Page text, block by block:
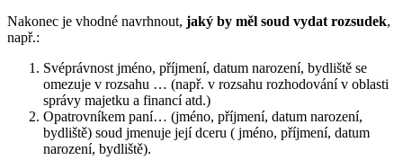
Nakonec je vhodné navrhnout, jaký by měl soud vydat rozsudek,
např.:
Svéprávnost jméno, příjmení, datum narození, bydliště se
omezuje v rozsahu … (např. v rozsahu rozhodování v oblasti
správy majetku a financí atd.)
Opatrovníkem paní… (jméno, příjmení, datum narození,
bydliště) soud jmenuje její dceru ( jméno, příjmení, datum
narození, bydliště).